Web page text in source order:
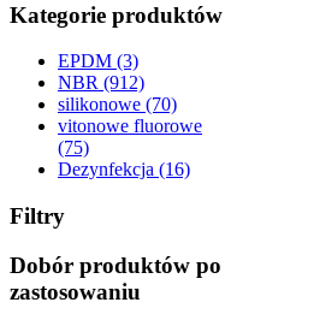
Kategorie produktów
EPDM (3)
NBR (912)
silikonowe (70)
vitonowe fluorowe
(75)
Dezynfekcja (16)
Filtry
Dobór produktów po
zastosowaniu